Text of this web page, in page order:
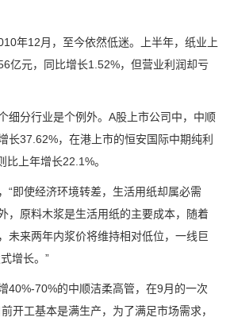
年12月，至今依然低迷。上半年，纸业上
亿元，同比增长1.52%，但营业利润却亏
细分行业是个例外。A股上市公司中，中顺
长37.62%，在港上市的恒安国际中期纯利
上年增长22.1%。
“即使经济环境转差，生活用纸却属必需
，原料木浆是生活用纸的主要成本，随着
未来两年内浆价将维持相对低位，一线巨
增长。”
40%-70%的中顺洁柔高管，在9月的一次
开工基本是满生产，为了满足市场需求，